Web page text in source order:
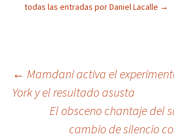
todas las entradas por Daniel Lacalle →
Navegación
de
entradas
← Mamdani activa el
York y el resultado asusta
El obsceno chantaje del
cambio de silencio